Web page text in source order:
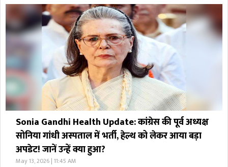
Sonia Gandhi Health Update: कांग्रेस की पूर्व अध्यक्ष
सोनिया गांधी अस्पताल में भर्ती, हेल्थ को लेकर आया बड़ा
अपडेट! जानें उन्हें क्या हुआ?
May 13, 2026 | 11:45 AM